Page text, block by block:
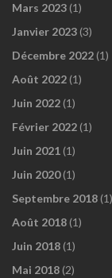
Mars 2023 (1)
Janvier 2023 (3)
Décembre 2022 (1)
Août 2022 (1)
Juin 2022 (1)
Février 2022 (1)
Juin 2021 (1)
Juin 2020(1)
Septembre 2018 (1)
Août 2018 (1)
Juin 2018 (1)
Mai 2018 (2)